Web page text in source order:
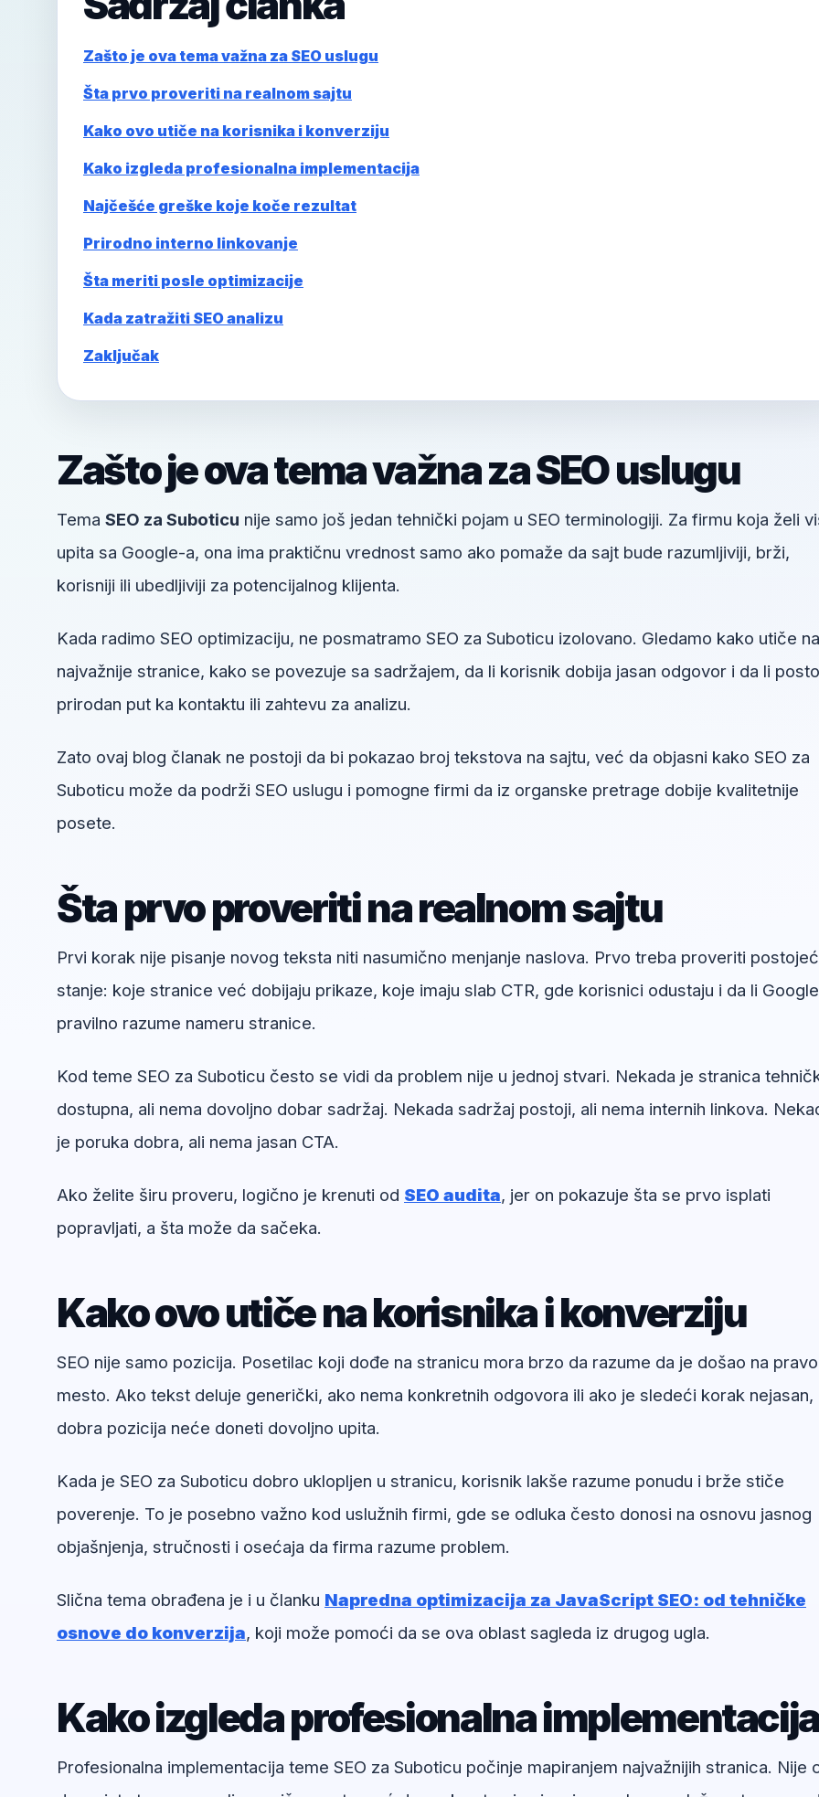
Zašto je ova tema važna za SEO uslugu
Šta prvo proveriti na realnom sajtu
Kako ovo utiče na korisnika i konverziju
Kako izgleda profesionalna implementacija
Najčešće greške koje koče rezultat
Prirodno interno linkovanje
Šta meriti posle optimizacije
Kada zatražiti SEO analizu
Zaključak
Zašto je ova tema važna za SEO uslugu
Tema SEO za Suboticu nije samo još jedan tehnički pojam u SEO terminologiji. Za firmu koja želi
upita sa Google-a, ona ima praktičnu vrednost samo ako pomaže da sajt bude razumljiviji, brži,
korisniji ili ubedljiviji za potencijalnog klijenta.
Kada radimo SEO optimizaciju, ne posmatramo SEO za Suboticu izolovano. Gledamo kako utiče na
najvažnije stranice, kako se povezuje sa sadržajem, da li korisnik dobija jasan odgovor i da li
prirodan put ka kontaktu ili zahtevu za analizu.
Zato ovaj blog članak ne postoji da bi pokazao broj tekstova na sajtu, već da objasni kako SEO za
Suboticu može da podrži SEO uslugu i pomogne firmi da iz organske pretrage dobije kvalitetnije
posete.
Šta prvo proveriti na realnom sajtu
Prvi korak nije pisanje novog teksta niti nasumično menjanje naslova. Prvo treba proveriti
stanje: koje stranice već dobijaju prikaze, koje imaju slab CTR, gde korisnici odustaju i da li Google
pravilno razume nameru stranice.
Kod teme SEO za Suboticu često se vidi da problem nije u jednoj stvari. Nekada je stranica
dostupna, ali nema dovoljno dobar sadržaj. Nekada sadržaj postoji, ali nema internih linkova.
je poruka dobra, ali nema jasan CTA.
Ako želite širu proveru, logično je krenuti od SEO audita, jer on pokazuje šta se prvo isplati
popravljati, a šta može da sačeka.
Kako ovo utiče na korisnika i konverziju
SEO nije samo pozicija. Posetilac koji dođe na stranicu mora brzo da razume da je došao na pravo
mesto. Ako tekst deluje generički, ako nema konkretnih odgovora ili ako je sledeći korak nejasan,
dobra pozicija neće doneti dovoljno upita.
Kada je SEO za Suboticu dobro uklopljen u stranicu, korisnik lakše razume ponudu i brže stiče
poverenje. To je posebno važno kod uslužnih firmi, gde se odluka često donosi na osnovu jasnog
objašnjenja, stručnosti i osećaja da firma razume problem.
Slična tema obrađena je i u članku Napredna optimizacija za JavaScript SEO: od tehničke
osnove do konverzija, koji može pomoći da se ova oblast sagleda iz drugog ugla.
Kako izgleda profesionalna
Profesionalna implementacija teme SEO za Suboticu počinje mapiranjem najvažnijih stranica. Nije